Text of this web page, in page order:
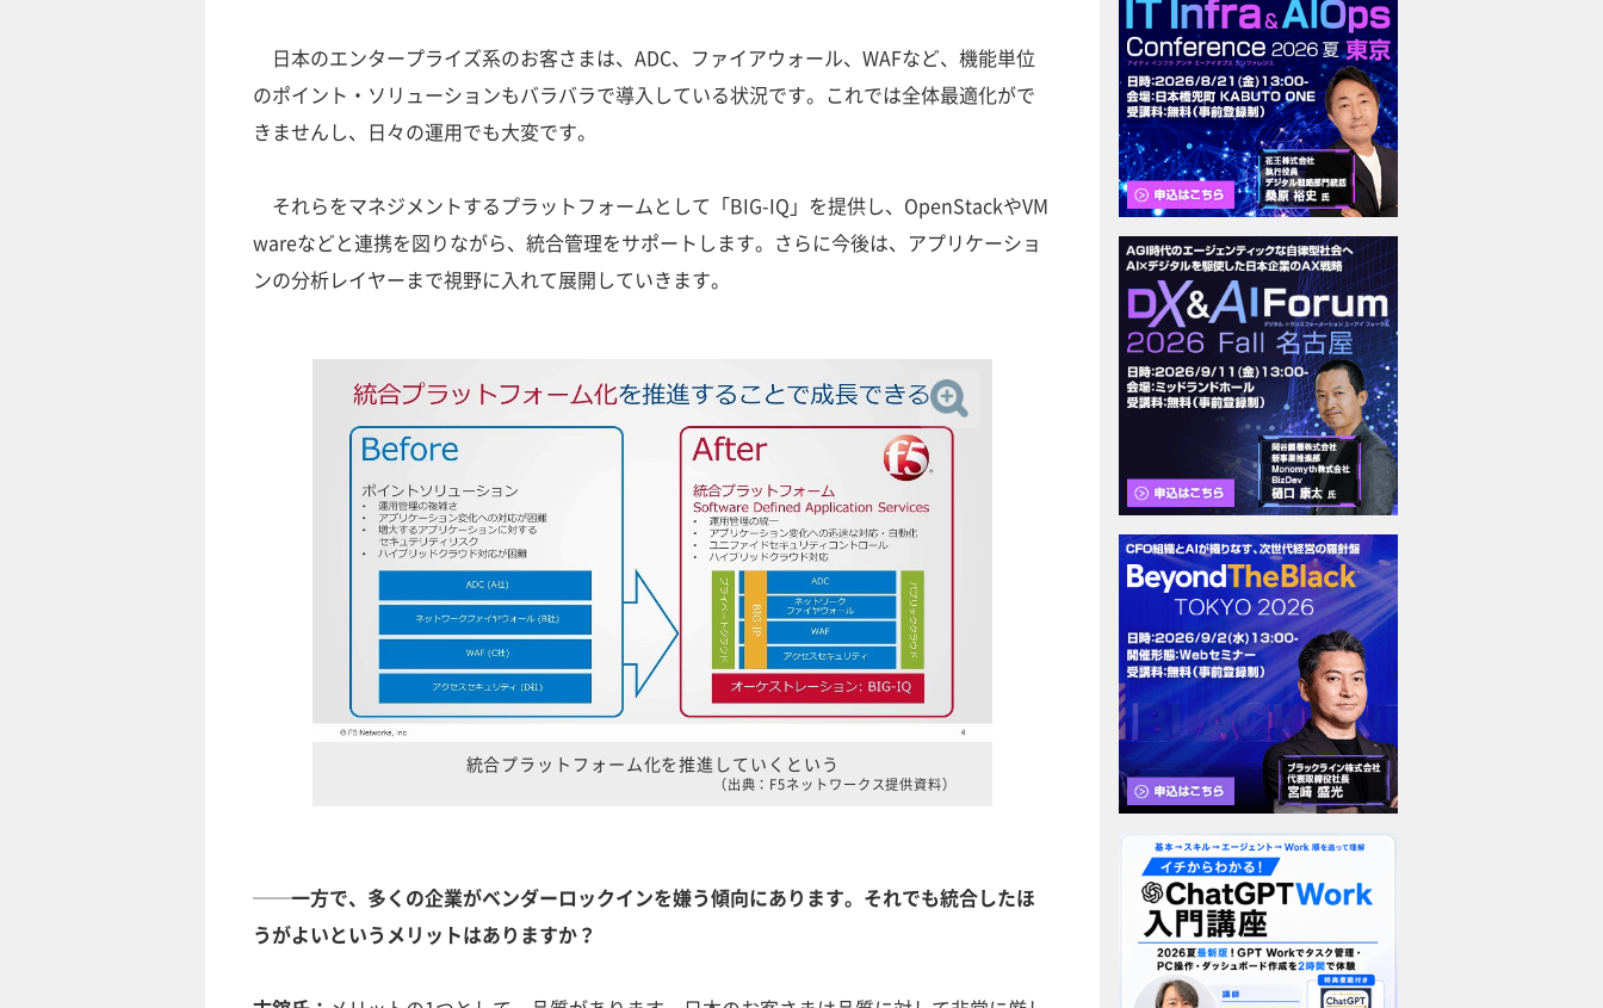
日本のエンタープライズ系のお客さまは、ADC、ファイアウォール、WAFなど、機能単位
のポイント・ソリューションもバラバラで導入している状況です。これでは全体最適化がで
きませんし、日々の運用でも大変です。
それらをマネジメントするプラットフォームとして「BIG-IQ」を提供し、OpenStackやVM
wareなどと連携を図りながら、統合管理をサポートします。さらに今後は、アプリケーショ
ンの分析レイヤーまで視野に入れて展開していきます。
統合プラットフォーム化を推進していくという
（出典：F5ネットワークス提供資料）
──一方で、多くの企業がベンダーロックインを嫌う傾向にあります。それでも統合したほ
うがよいというメリットはありますか？